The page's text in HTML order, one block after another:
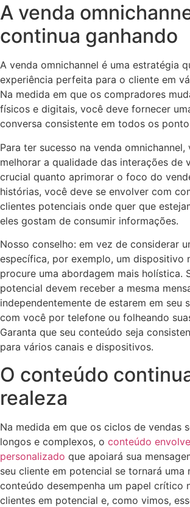
A venda
continua ganhando
A venda omnichannel é uma estratégia
experiência perfeita para o cliente em
Na medida em que os compradores
físicos e digitais, você deve fornecer
conversa consistente em todos os
Para ter sucesso na venda omnichannel,
melhorar a qualidade das interações de
crucial quanto aprimorar o foco do
histórias, você deve se envolver com
clientes potenciais onde quer que
eles gostam de consumir informações.
Nosso conselho: em vez de considerar
específica, por exemplo, um dispositivo
procure uma abordagem mais holística.
potencial devem receber a mesma
independentemente de estarem em seu
com você por telefone ou folheando
Garanta que seu conteúdo seja
para vários canais e dispositivos.
O conteúdo
realeza
Na medida em que os ciclos de vendas
longos e complexos, o conteúdo
personalizado que apoiará sua
seu cliente em potencial se tornará uma
conteúdo desempenha um papel crítico
clientes em potencial e, como vimos,